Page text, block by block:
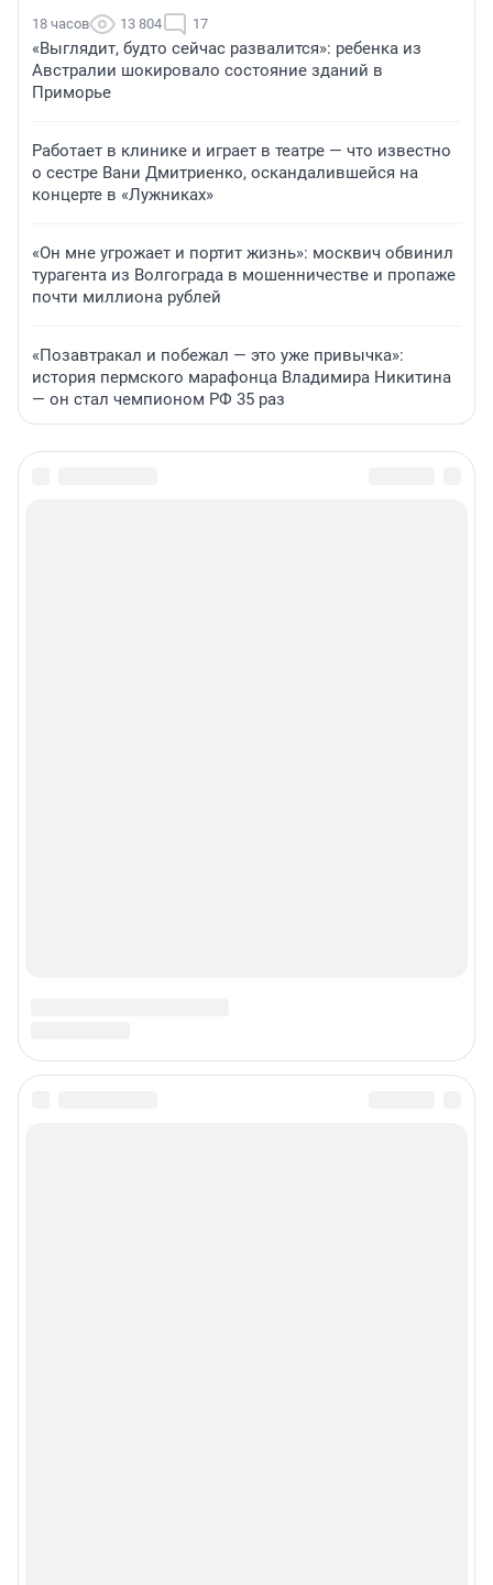
18 часов 13 804 17
«Выглядит, будто сейчас развалится»: ребенка из
Австралии шокировало состояние зданий в
Приморье
Работает в клинике и играет в театре — что известно
о сестре Вани Дмитриенко, оскандалившейся на
концерте в «Лужниках»
«Он мне угрожает и портит жизнь»: москвич обвинил
турагента из Волгограда в мошенничестве и пропаже
почти миллиона рублей
«Позавтракал и побежал — это уже привычка»:
история пермского марафонца Владимира Никитина
— он стал чемпионом РФ 35 раз